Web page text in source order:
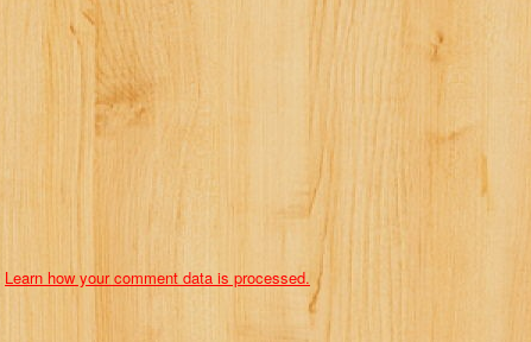
Learn how your comment data is processed.